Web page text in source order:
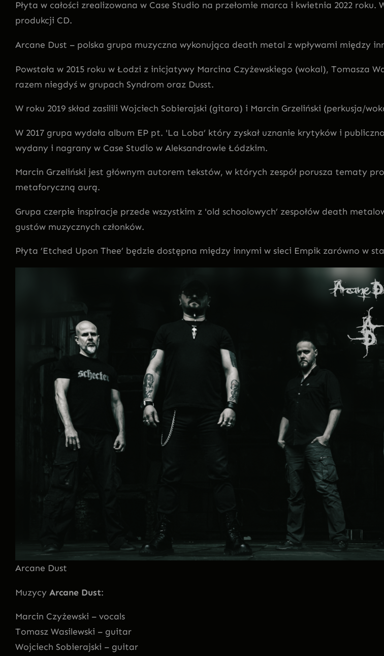
Płyta w całości zrealizowana w Case Studio na przełomie marca i kwietnia 2022
produkcji CD.
Arcane Dust – polska grupa muzyczna wykonująca death metal z wpływami między
Powstała w 2015 roku w Łodzi z inicjatywy Marcina Czyżewskiego (wokal), Tomasza
razem niegdyś w grupach Syndrom oraz Dusst.
W roku 2019 skład zasilili Wojciech Sobierajski (gitara) i Marcin Grzeliński (perkusja/
W 2017 grupa wydała album EP pt. 'La Loba’ który zyskał uznanie krytyków i
wydany i nagrany w Case Studio w Aleksandrowie Łódzkim.
Marcin Grzeliński jest głównym autorem tekstów, w których zespół porusza tematy
metaforyczną aurą.
Grupa czerpie inspiracje przede wszystkim z 'old schoolowych’ zespołów death
gustów muzycznych członków.
Płyta ’Etched Upon Thee’ będzie dostępna między innymi w sieci Empik zarówno w
Arcane Dust
Muzycy Arcane Dust:
Marcin Czyżewski – vocals
Tomasz Wasilewski – guitar
Wojciech Sobierajski – guitar